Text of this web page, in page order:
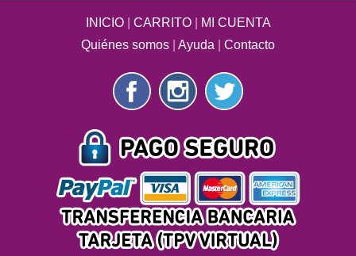
INICIO| CARRITO|
MI CUENTA
Quiénes somos
Ayuda Contacto